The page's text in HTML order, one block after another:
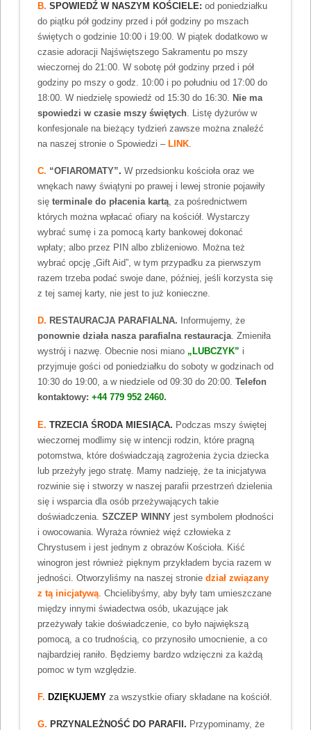
B. SPOWIEDŹ W NASZYM KOŚCIELE: od poniedziałku
do piątku pół godziny przed i pół godziny po mszach
świętych o godzinie 10:00 i 19:00. W piątek dodatkowo w
czasie adoracji Najświętszego Sakramentu po mszy
wieczornej do 21:00. W sobotę pół godziny przed i pół
godziny po mszy o godz. 10:00 i po południu od 17:00 do
18:00. W niedzielę spowiedź od 15:30 do 16:30. Nie ma
spowiedzi w czasie mszy świętych. Listę dyżurów w
konfesjonale na bieżący tydzień zawsze można znaleźć
na naszej stronie o Spowiedzi – LINK.
C. “OFIAROMATY”. W przedsionku kościoła oraz we
wnękach nawy świątyni po prawej i lewej stronie pojawiły
się terminale do płacenia kartą, za pośrednictwem
których można wpłacać ofiary na kościół. Wystarczy
wybrać sumę i za pomocą karty bankowej dokonać
wpłaty; albo przez PIN albo zbliżeniowo. Można też
wybrać opcję „Gift Aid”, w tym przypadku za pierwszym
razem trzeba podać swoje dane, później, jeśli korzysta się
z tej samej karty, nie jest to już konieczne.
D. RESTAURACJA PARAFIALNA. Informujemy, że
ponownie działa nasza parafialna restauracja. Zmieniła
wystrój i nazwę. Obecnie nosi miano „LUBCZYK” i
przyjmuje gości od poniedziałku do soboty w godzinach od
10:30 do 19:00, a w niedziele od 09:30 do 20:00. Telefon
kontaktowy: +44 779 952 2460.
E. TRZECIA ŚRODA MIESIĄCA. Podczas mszy świętej
wieczornej modlimy się w intencji rodzin, które pragną
potomstwa, które doświadczają zagrożenia życia dziecka
lub przeżyły jego stratę. Mamy nadzieję, że ta inicjatywa
rozwinie się i stworzy w naszej parafii przestrzeń dzielenia
się i wsparcia dla osób przeżywających takie
doświadczenia. SZCZEP WINNYjest symbolem płodności
i owocowania. Wyraża również więź człowieka z
Chrystusem i jest jednym z obrazów Kościoła. Kiść
winogron jest również pięknym przykładem bycia razem w
jedności. Otworzyliśmy na naszej stronie dział związany
z tą inicjatywą. Chcielibyśmy, aby były tam umieszczane
między innymi świadectwa osób, ukazujące jak
przeżywały takie doświadczenie, co było największą
pomocą, a co trudnością, co przynosiło umocnienie, a co
najbardziej raniło. Będziemy bardzo wdzięczni za każdą
pomoc w tym względzie.
F. DZIĘKUJEMY za wszystkie ofiary składane na kościół.
G. PRZYNALEŻNOŚĆ DO PARAFII. Przypominamy, że